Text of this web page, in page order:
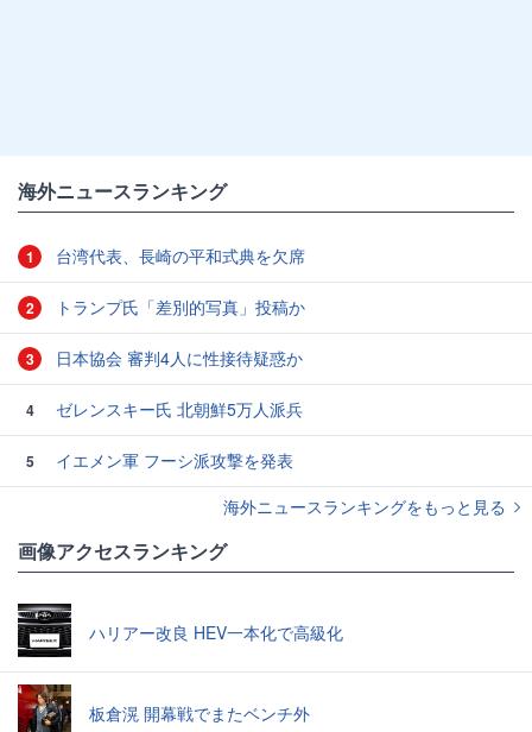
海外ニュースランキング
1 台湾代表、長崎の平和式典を欠席
2 トランプ氏「差別的写真」投稿か
3 日本協会 審判4人に性接待疑惑か
4 ゼレンスキー氏 北朝鮮5万人派兵
5
イエメン軍 フーシ派攻撃を発表
海外ニュースランキングをもっと見る
画像アクセスランキング
ハリアー改良 HEV一本化で高級化
板倉滉 開幕戦でまたベンチ外